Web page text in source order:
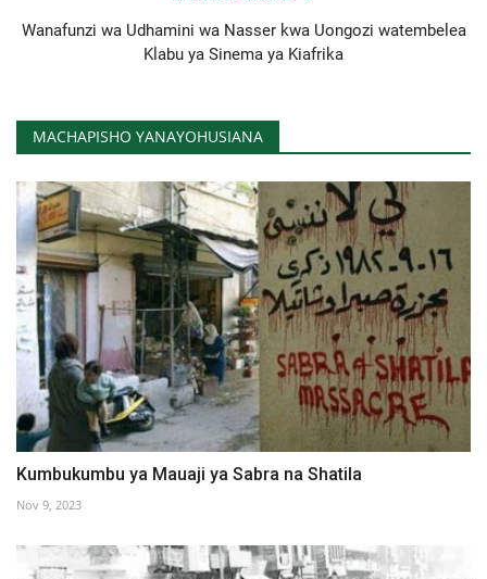
Wanafunzi wa Udhamini wa Nasser kwa Uongozi watembelea
Klabu ya Sinema ya Kiafrika
MACHAPISHO YANAYOHUSIANA
Kumbukumbu ya Mauaji ya Sabra na Shatila
Nov 9, 2023